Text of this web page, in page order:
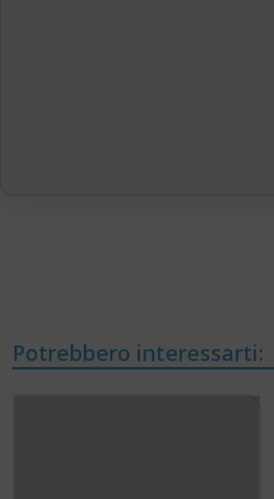
Potrebbero interessarti: